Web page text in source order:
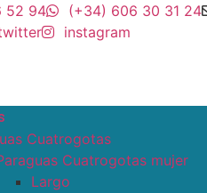
52 94 (+34) 606 30 31 24
instagram
Cuatrogotas
Cuatrogotas mujer
Largo